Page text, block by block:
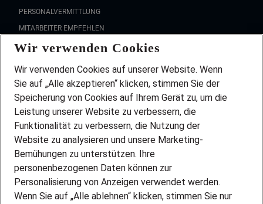
PERSONALVERMITTLUNG
MITARBEITER EMPFEHLEN
FAQ
Wir stellen ein!
DEINE BERUFSGRUPPE
DEINE LEBENSSITUATION
PARTNERSHIP WITH AIRBUS
INITIATIV BEWERBEN
ÜBER UNS
STANDORTE
BLOG
Wir verwenden Cookies
Wir verwenden Cookies auf unserer Website. Wenn
Sie auf „Alle akzeptieren“ klicken, stimmen Sie der
Speicherung von Cookies auf Ihrem Gerät zu, um die
Leistung unserer Website zu verbessern, die
Funktionalität zu verbessern, die Nutzung der
Website zu analysieren und unsere Marketing-
Bemühungen zu unterstützen. Ihre
personenbezogenen Daten können zur
Personalisierung von Anzeigen verwendet werden.
Wenn Sie auf „Alle ablehnen“ klicken, stimmen Sie nur